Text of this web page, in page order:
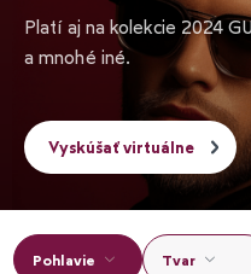
Platí aj na kolekcie 2024
a mnohé iné.
Vyskúšať virtuálne
Pohlavie Tvar